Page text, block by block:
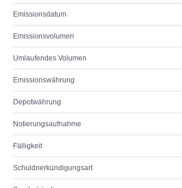
Emissionsdatum
Emissionsvolumen
Umlaufendes Volumen
Emissionswährung
Depotwährung
Notierungsaufnahme
Fälligkeit
Schuldnerkündigungsart